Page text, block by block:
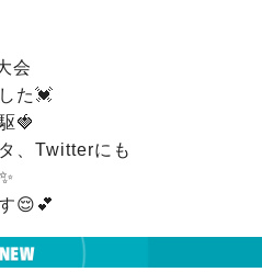
会
た💓
🍓
、Twitterにも